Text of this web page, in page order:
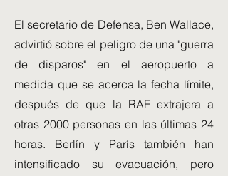
El secretario de Defensa, Ben Wallace,
advirtió sobre el peligro de una "guerra
de disparos" en el aeropuerto a
medida que se acerca la fecha límite,
después de que la RAF extrajera a
otras 2000 personas en las últimas 24
horas. Berlín y París también han
intensificado su evacuación, pero